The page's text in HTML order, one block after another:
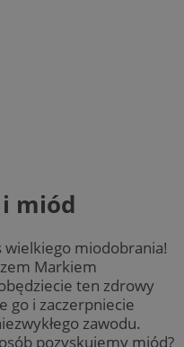
miód
wielkiego miodobrania!
Markiem
ten zdrowy
go i zaczerpniecie
zawodu.
pozyskujemy miód?